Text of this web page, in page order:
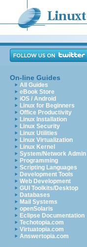
On-line Guides
All Guides
eBook Store
iOS / Android
Linux for Beginners
Office Productivity
Linux Installation
Linux Security
Linux Utilities
Linux Virtualization
Linux Kernel
System/Network Admin
Programming
Scripting Languages
Development Tools
Web Development
GUI Toolkits/Desktop
Databases
Mail Systems
openSolaris
Eclipse Documentation
Techotopia.com
Virtuatopia.com
Answertopia.com